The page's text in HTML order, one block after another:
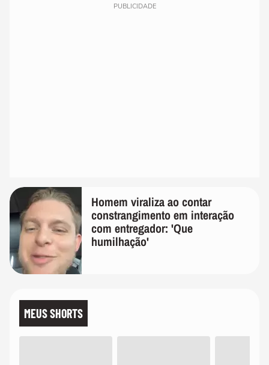
PUBLICIDADE
Homem viraliza ao contar
constrangimento em interação
com entregador: 'Que
humilhação'
MEUS SHORTS